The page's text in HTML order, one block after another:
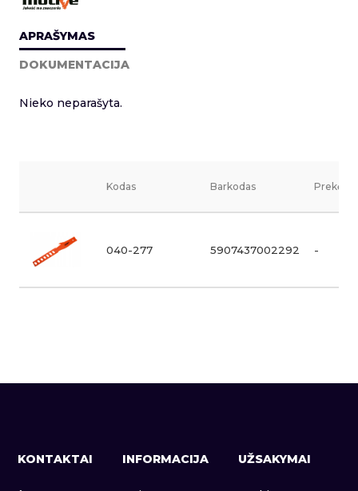
APRAŠYMAS
DOKUMENTACIJA
Nieko neparašyta.
Kodas Barkodas Prekės
040-277 5907437002292 -
KONTAKTAI INFORMACIJA UŽSAKYMAI